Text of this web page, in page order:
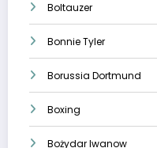
Boltauzer
Bonnie Tyler
Borussia Dortmund
Boxing
Bożydar Iwanow